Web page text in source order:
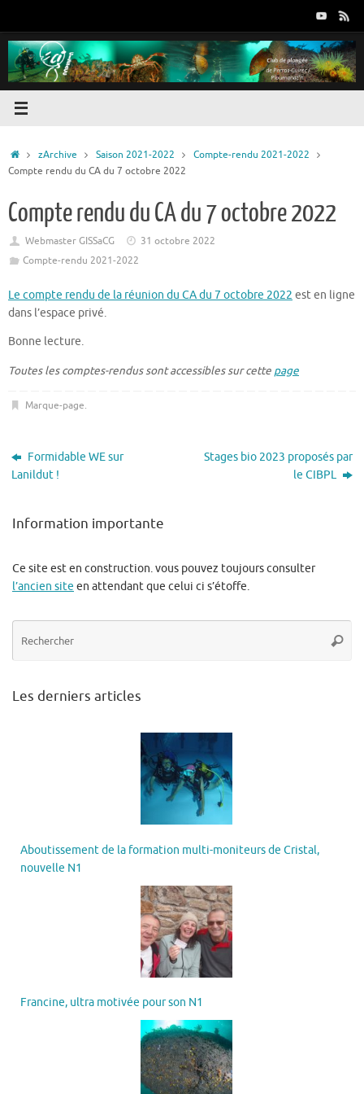
contenu
Accueil
zArchive Saison 2021-2022
Compte-rendu 2021-2022
Compte rendu du CA du 7 octobre 2022
Compte rendu du CA du 7 octobre 2022
Webmaster GISSaCG
31 octobre 2022
Compte-rendu 2021-2022
Le compte rendu de la réunion du CA du 7 octobre 2022 est en ligne
dans l’espace privé.
Bonne lecture.
Toutes les comptes-rendus sont accessibles sur cette page
Marque-page.
Formidable WE sur
Lanildut !
Stages bio 2023 proposés par
le CIBPL
Information importante
Ce site est en construction. vous pouvez toujours consulter
l’ancien site en attendant que celui ci s’étoffe.
Les derniers articles
Aboutissement de la formation multi-moniteurs de Cristal,
nouvelle N1
Francine, ultra motivée pour son N1